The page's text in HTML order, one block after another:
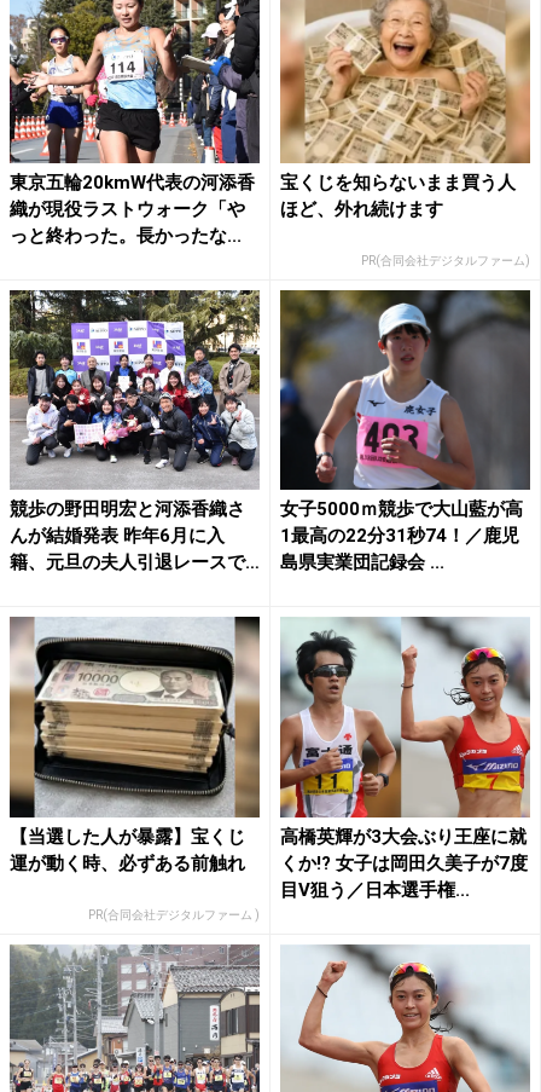
東京五輪20kmW代表の河添香
織が現役ラストウォーク「や
っと終わった。長かったな...
宝くじを知らないまま買う人
ほど、外れ続けます
PR(合同会社デジタルファーム)
競歩の野田明宏と河添香織さ
んが結婚発表 昨年6月に入
籍、元旦の夫人引退レースで
女子5000ｍ競歩で大山藍が高
1最高の22分31秒74！／鹿児
島県実業団記録会 ...
【当選した人が暴露】宝くじ
運が動く時、必ずある前触れ
PR(合同会社デジタルファーム )
高橋英輝が3大会ぶり王座に就
くか!? 女子は岡田久美子が7度
目V狙う／日本選手権...